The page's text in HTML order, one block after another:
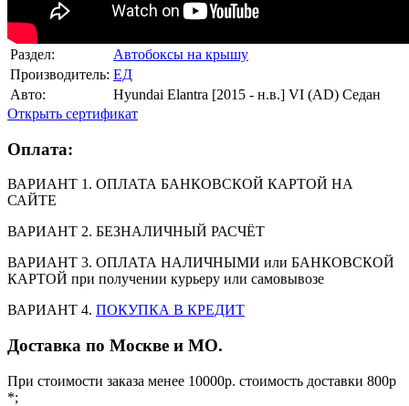
Раздел:
Автобоксы на крышу
Производитель: ЕД
Авто:
Hyundai Elantra [2015 - н.в.] VI (AD) Седан
Открыть сертификат
Оплата:
ВАРИАНТ 1. ОПЛАТА БАНКОВСКОЙ КАРТОЙ НА
САЙТЕ
ВАРИАНТ 2. БЕЗНАЛИЧНЫЙ РАСЧЁТ
ВАРИАНТ 3. ОПЛАТА НАЛИЧНЫМИ или БАНКОВСКОЙ
КАРТОЙ при получении курьеру или самовывозе
ВАРИАНТ 4. ПОКУПКА В КРЕДИТ
Доставка по Москве и МО.
При стоимости заказа менее 10000р. стоимость доставки 800р
*;